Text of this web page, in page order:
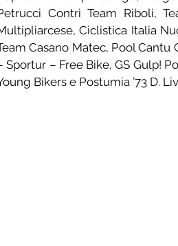
Contri Team Riboli,
Ciclistica Italia
Casano Matec, Pool Cantu
Sportur – Free Bike, GS Gulp!
Bikers e Postumia ’73 D.